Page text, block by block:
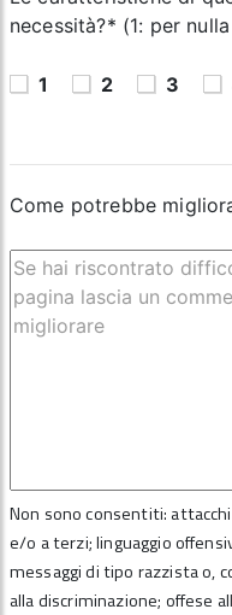
necessità?* (1: per
1 2 3
Come potrebbe
Non sono consentiti:
e/o a terzi; linguaggio
messaggi di tipo razzista o,
alla discriminazione; offese